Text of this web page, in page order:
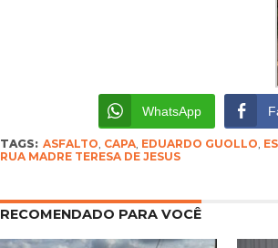
WhatsApp
TAGS: ASFALTO, CAPA, EDUARDO GUOLLO,
RUA MADRE TERESA DE JESUS
RECOMENDADO PARA VOCÊ